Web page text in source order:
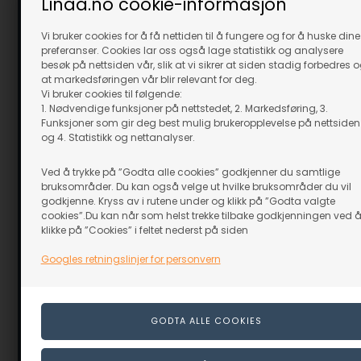
Vi bruker cookies for å få nettiden til å fungere og for å huske dine
preferanser. Cookies lar oss også lage statistikk og analysere
besøk på nettsiden vår, slik at vi sikrer at siden stadig forbedres
at markedsføringen vår blir relevant for deg.
Vi bruker cookies til følgende:
1. Nødvendige funksjoner på nettstedet, 2. Markedsføring, 3.
Funksjoner som gir deg best mulig brukeropplevelse på nettsiden
og 4. Statistikk og nettanalyser.
Ved å trykke på ”Godta alle cookies” godkjenner du samtlige
bruksområder. Du kan også velge ut hvilke bruksområder du vil
godkjenne. Kryss av i rutene under og klikk på ”Godta valgte
cookies”.Du kan når som helst trekke tilbake godkjenningen ved å
klikke på ”Cookies” i feltet nederst på siden
Googles retningslinjer for personvern
På lager
På lager